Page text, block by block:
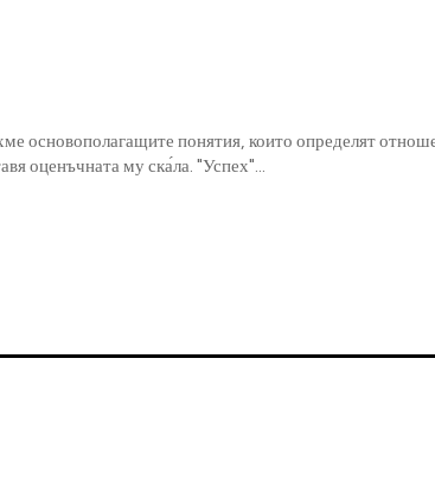
основополагащите понятия, които определят
обществото, да пренебрегнем това, което предпоставя оценъчната му ска́ла. "Успех"...